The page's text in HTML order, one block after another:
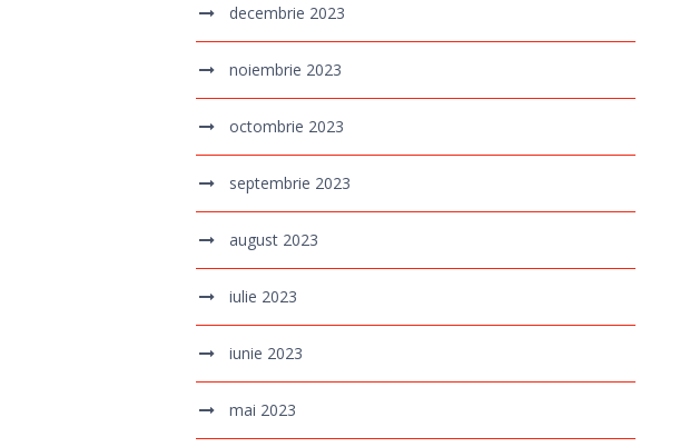
decembrie 2023
noiembrie 2023
octombrie 2023
septembrie 2023
august 2023
iulie 2023
iunie 2023
mai 2023